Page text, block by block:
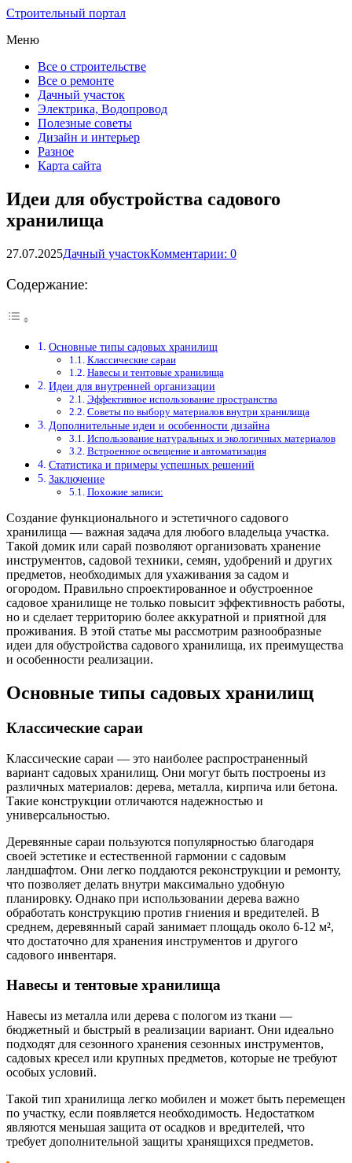
Строительный портал
Меню
Все о строительстве
Все о ремонте
Дачный участок
Электрика, Водопровод
Полезные советы
Дизайн и интерьер
Разное
Карта сайта
Идеи для обустройства садового
хранилища
27.07.2025Дачный участокКомментарии: 0
Содержание:
Основные типы садовых хранилищ
Классические сараи
Навесы и тентовые хранилища
Идеи для внутренней организации
Эффективное использование пространства
Советы по выбору материалов внутри хранилища
Дополнительные идеи и особенности дизайна
Использование натуральных и экологичных материалов
Встроенное освещение и автоматизация
Статистика и примеры успешных решений
Заключение
Похожие записи:
Создание функционального и эстетичного садового
хранилища — важная задача для любого владельца участка.
Такой домик или сарай позволяют организовать хранение
инструментов, садовой техники, семян, удобрений и других
предметов, необходимых для ухаживания за садом и
огородом. Правильно спроектированное и обустроенное
садовое хранилище не только повысит эффективность работы,
но и сделает территорию более аккуратной и приятной для
проживания. В этой статье мы рассмотрим разнообразные
идеи для обустройства садового хранилища, их преимущества
и особенности реализации.
Основные типы садовых хранилищ
Классические сараи
Классические сараи — это наиболее распространенный
вариант садовых хранилищ. Они могут быть построены из
различных материалов: дерева, металла, кирпича или бетона.
Такие конструкции отличаются надежностью и
универсальностью.
Деревянные сараи пользуются популярностью благодаря
своей эстетике и естественной гармонии с садовым
ландшафтом. Они легко поддаются реконструкции и ремонту,
что позволяет делать внутри максимально удобную
планировку. Однако при использовании дерева важно
обработать конструкцию против гниения и вредителей. В
среднем, деревянный сарай занимает площадь около 6-12 м²,
что достаточно для хранения инструментов и другого
садового инвентаря.
Навесы и тентовые хранилища
Навесы из металла или дерева с пологом из ткани —
бюджетный и быстрый в реализации вариант. Они идеально
подходят для сезонного хранения сезонных инструментов,
садовых кресел или крупных предметов, которые не требуют
особых условий.
Такой тип хранилища легко мобилен и может быть перемещен
по участку, если появляется необходимость. Недостатком
являются меньшая защита от осадков и вредителей, что
требует дополнительной защиты хранящихся предметов.